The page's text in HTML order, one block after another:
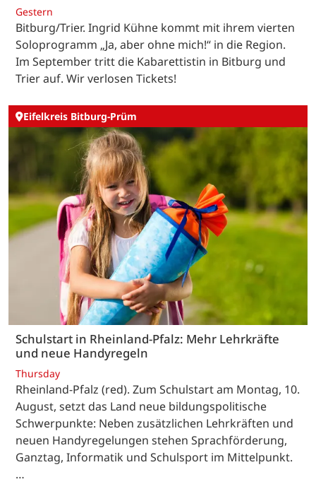
Gestern
Bitburg/Trier. Ingrid Kühne kommt mit ihrem vierten
Soloprogramm „Ja, aber ohne mich!“ in die Region.
Im September tritt die Kabarettistin in Bitburg und
Trier auf. Wir verlosen Tickets!
Eifelkreis Bitburg-Prüm
Schulstart in Rheinland-Pfalz: Mehr Lehrkräfte
und neue Handyregeln
Thursday
Rheinland-Pfalz (red). Zum Schulstart am Montag, 10.
August, setzt das Land neue bildungspolitische
Schwerpunkte: Neben zusätzlichen Lehrkräften und
neuen Handyregelungen stehen Sprachförderung,
Ganztag, Informatik und Schulsport im Mittelpunkt.
…